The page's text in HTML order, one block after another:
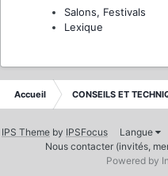
Salons, Festivals
Lexique
Accueil CONSEILS ET
IPS Theme by IPSFocus Langue
Nous contacter (invités,
Powered by